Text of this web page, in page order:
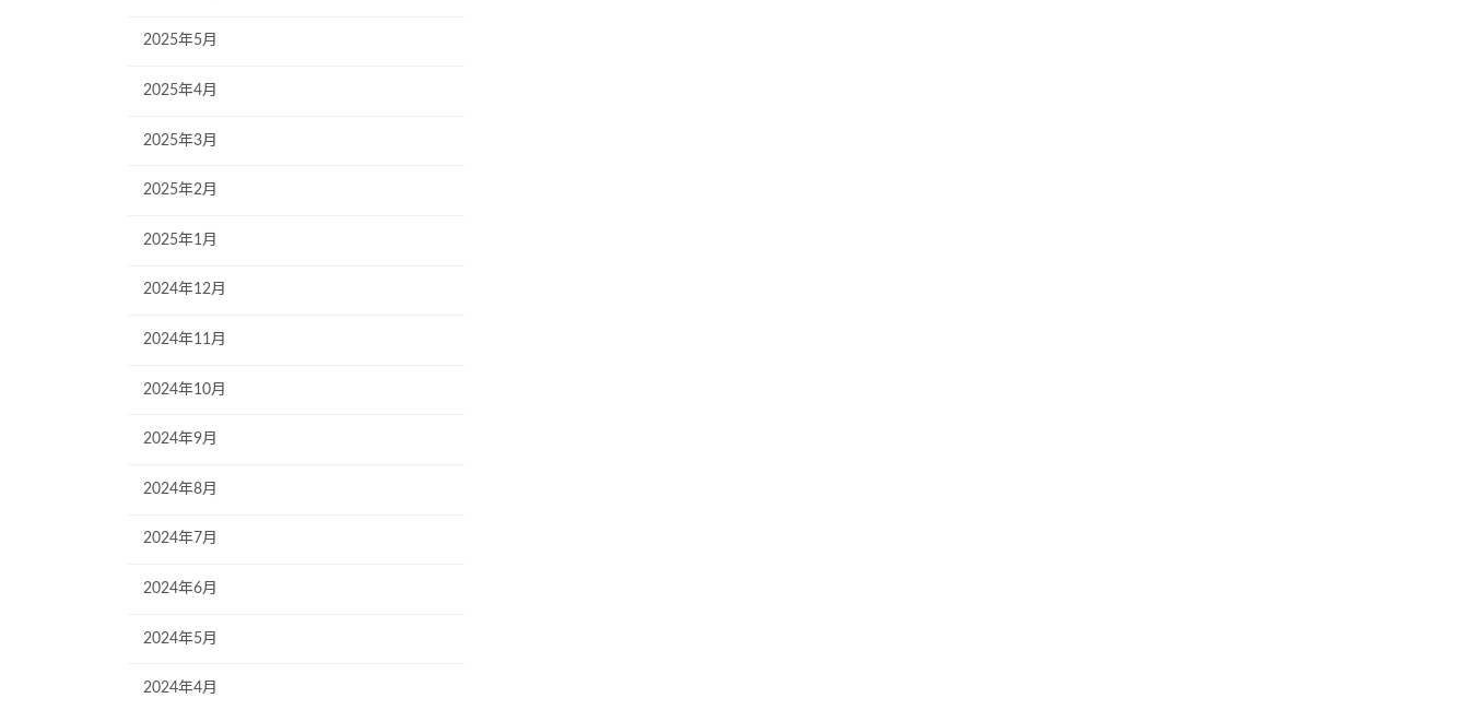
2025年5月
2025年4月
2025年3月
2025年2月
2025年1月
2024年12月
2024年11月
2024年10月
2024年9月
2024年8月
2024年7月
2024年6月
2024年5月
2024年4月